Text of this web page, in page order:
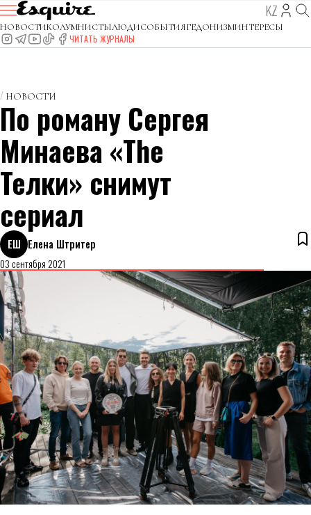
KZ
НОВОСТИКОЛУМНИСТЫЛЮДИСОБЫТИЯГЕДОНИЗМИНТЕРЕСЫ
ЧИТАТЬ ЖУРНАЛЫ
НОВОСТИ
По роману Сергея
Минаева «The
Телки» снимут
сериал
ЕШ Елена Штритер
03 сентября 2021